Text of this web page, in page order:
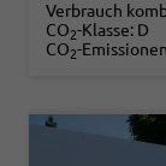
Verbrauch
CO2-Klasse: D
CO2-